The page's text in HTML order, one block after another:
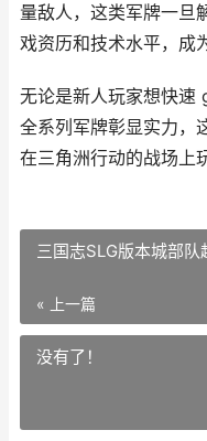
量敌人，这类军牌一旦
戏资历和技术水平，成
无论是新人玩家想快速
全系列军牌彰显实力，
在三角洲行动的战场上
三国志SLG版本城部
« 上一篇
没有了！